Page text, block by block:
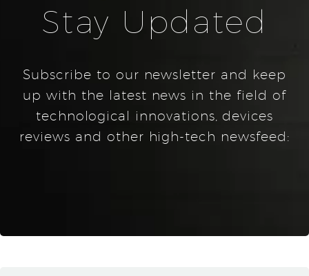
Stay Updated
Subscribe to our newsletter and keep
up with the latest news in the field of
technological innovations, devices
reviews and other high-tech newsfeed: